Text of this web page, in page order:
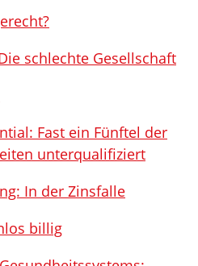
schlechte Gesellschaft
Fast ein Fünftel der
unterqualifiziert
In der Zinsfalle
billig